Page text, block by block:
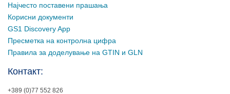
Најчесто поставени прашања
Корисни документи
GS1 Discovery App
Пресметка на контролна цифра
Правила за доделување на GTIN и GLN
Контакт:
+389 (0)77 552 826